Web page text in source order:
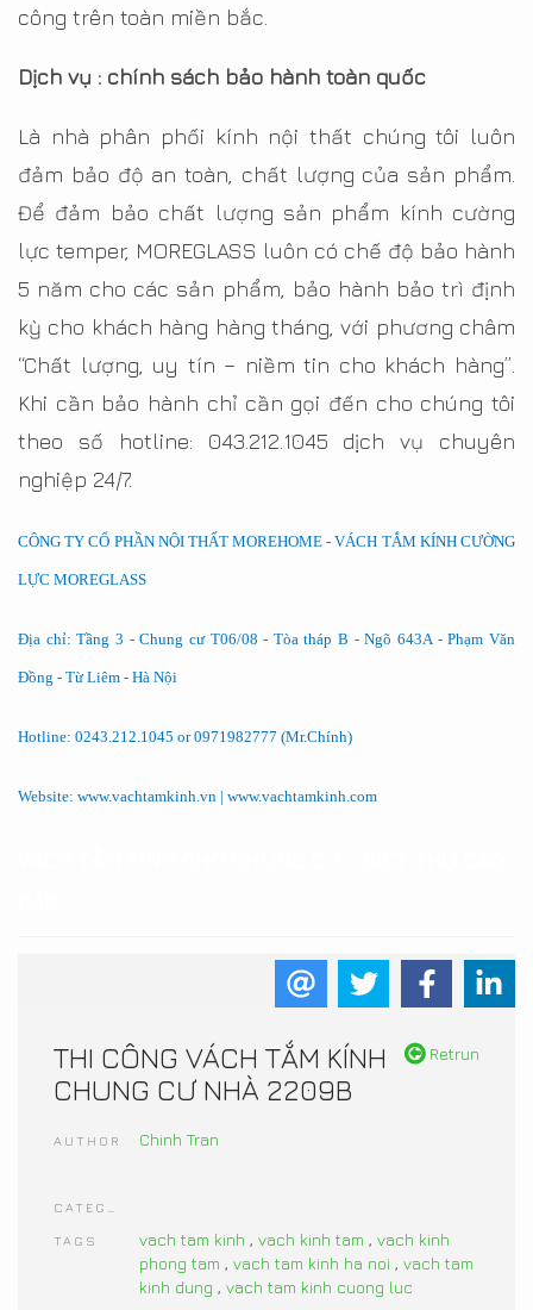
công trên toàn miền bắc.
Dịch vụ : chính sách bảo hành toàn quốc
Là nhà phân phối kính nội thất chúng tôi luôn
đảm bảo độ an toàn, chất lượng của sản phẩm.
Để đảm bảo chất lượng sản phẩm kính cường
lực temper, MOREGLASS luôn có chế độ bảo hành
5 năm cho các sản phẩm, bảo hành bảo trì định
kỳ cho khách hàng hàng tháng, với phương châm
“Chất lượng, uy tín – niềm tin cho khách hàng”.
Khi cần bảo hành chỉ cần gọi đến cho chúng tôi
theo số hotline: 043.212.1045 dịch vụ chuyên
nghiệp 24/7.
CÔNG TY CỔ PHẦN NỘI THẤT MOREHOME - VÁCH TẮM KÍNH CƯỜNG
LỰC MOREGLASS
Địa chỉ: Tầng 3 - Chung cư T06/08 - Tòa tháp B - Ngõ 643A - Phạm Văn
Đồng - Từ Liêm - Hà Nội
Hotline: 0243.212.1045 or 0971982777 (Mr.Chính)
Website: www.vachtamkinh.vn | www.vachtamkinh.com
Retrun
THI CÔNG VÁCH TẮM KÍNH
CHUNG CƯ NHÀ 2209B
AUTHOR Chinh Tran
TAGS vach tam kinh , vach kinh tam , vach kinh
phong tam , vach tam kinh ha noi , vach tam
kinh dung , vach tam kinh cuong luc